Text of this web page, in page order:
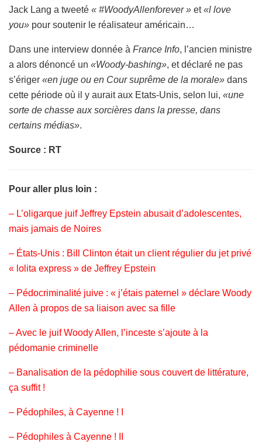
Jack Lang a tweeté « #WoodyAllenforever » et«l love
you» pour soutenir le réalisateur américain…
Dans une interview donnée à France Info, l’ancien ministre
a alors dénoncé un «Woody-bashing», et déclaré ne pas
s’ériger «en juge ou en Cour suprême de la morale» dans
cette période où il y aurait aux Etats-Unis, selon lui, «une
sorte de chasse aux sorcières dans la presse, dans
certains médias».
Source : RT
Pour aller plus loin :
– L’oligarque juif Jeffrey Epstein abusait d’adolescentes,
mais jamais de Noires
– États-Unis : Bill Clinton était un client régulier du jet privé
« lolita express » de Jeffrey Epstein
– Pédocriminalité juive : « j’étais paternel » déclare Woody
Allen à propos de sa liaison avec sa fille
–Avec le juif Woody Allen, l’inceste s’ajoute à la
pédomanie criminelle
– Banalisation de la pédophilie sous couvert de littérature,
ça suffit !
– Pédophiles, à Cayenne !
– Pédophiles à Cayenne !